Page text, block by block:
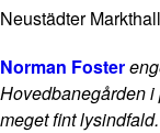
Neustädter
Norman Foster
Hovedbanegården
meget fint lysindfald.